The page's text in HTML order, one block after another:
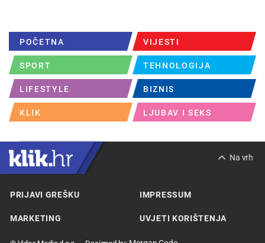
POČETNA VIJESTI
SPORT TEHNOLOGIJA
LIFESTYLE BIZNIS
KLIK LJUBAV I SEKS
Na vrh
PRIJAVI GREŠKU IMPRESSUM
MARKETING UVJETI KORIŠTENJA